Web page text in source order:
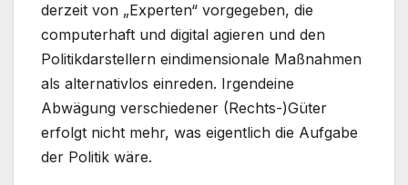
derzeit von „Experten“ vorgegeben, die
computerhaft und digital agieren und den
Politikdarstellern eindimensionale Maßnahmen
als alternativlos einreden. Irgendeine
Abwägung verschiedener (Rechts-)Güter
erfolgt nicht mehr, was eigentlich die Aufgabe
der Politik wäre.